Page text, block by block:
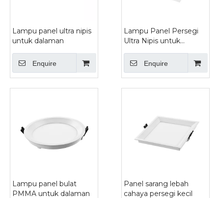
Lampu panel ultra nipis
untuk dalaman
Enquire
Lampu Panel Persegi
Ultra Nipis untuk
Enquire
Lampu panel bulat
PMMA untuk dalaman
Panel sarang lebah
cahaya persegi kecil